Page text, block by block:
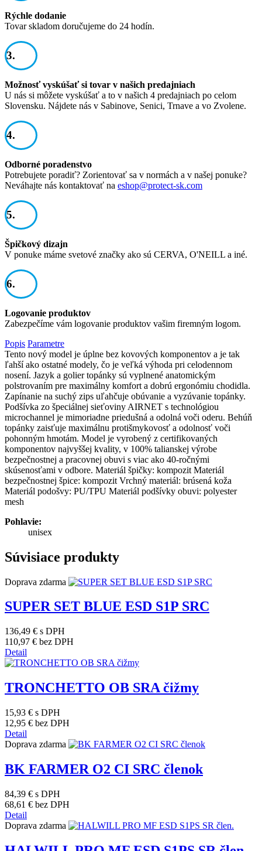
Rýchle dodanie
Tovar skladom doručujeme do 24 hodín.
3.
Možnosť vyskúšať si tovar v našich predajniach
U nás si môžete vyskúšať a to v našich 4 predajniach po celom
Slovensku. Nájdete nás v Sabinove, Senici, Trnave a vo Zvolene.
4.
Odborné poradenstvo
Potrebujete poradiť? Zorientovať sa v normách a v našej ponuke?
Neváhajte nás kontaktovať na eshop@protect-sk.com
5.
Špičkový dizajn
V ponuke máme svetové značky ako sú CERVA, O'NEILL a iné.
6.
Logovanie produktov
Zabezpečíme vám logovanie produktov vašim firemným logom.
Popis Parametre
Tento nový model je úplne bez kovových komponentov a je tak
ľahší ako ostatné modely, čo je veľká výhoda pri celodennom
nosení. Jazyk a golier topánky sú vyplnené anatomickým
polstrovaním pre maximálny komfort a dobrú ergonómiu chodidla.
Zapínanie na suchý zips uľahčuje obúvanie a vyzúvanie topánky.
Podšívka zo špeciálnej sieťoviny AIRNET s technológiou
microchannel je mimoriadne priedušná a odolná voči oderu. Behúň
topánky zaisťuje maximálnu protišmykovosť a odolnosť voči
pohonným hmotám. Model je vyrobený z certifikovaných
komponentov najvyššej kvality, v 100% talianskej výrobe
bezpečnostnej a pracovnej obuvi s viac ako 40-ročnými
skúsenosťami v odbore. Materiál špičky: kompozit Materiál
bezpečnostnej špice: kompozit Vrchný materiál: brúsená koža
Materiál podošvy: PU/TPU Materiál podšívky obuvi: polyester
mesh
Pohlavie:
unisex
Súvisiace produkty
Doprava zdarma
SUPER SET BLUE ESD S1P SRC
136,49 € s DPH
110,97 € bez DPH
Detail
TRONCHETTO OB SRA čižmy
15,93 € s DPH
12,95 € bez DPH
Detail
Doprava zdarma
BK FARMER O2 CI SRC členok
84,39 € s DPH
68,61 € bez DPH
Detail
Doprava zdarma